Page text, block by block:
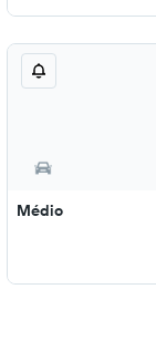
Médio